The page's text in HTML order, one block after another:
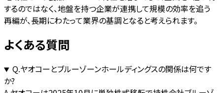
するのではなく、地盤を持つ企業が連携して規模の効率を追う
再編が、長期にわたって業界の基調となると考えられます。
よくある質問
Q.ヤオコーとブルーゾーンホールディングスの関係は何です
か?